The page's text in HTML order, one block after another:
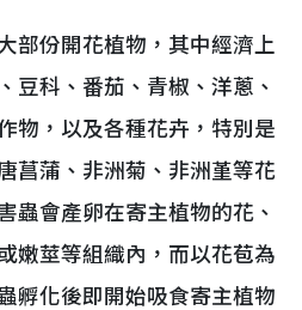
份開花植物，其中經濟上
豆科、番茄、青椒、洋蔥、
物，以及各種花卉，特別是
菖蒲、非洲菊、非洲堇等花
蟲會產卵在寄主植物的花、
嫩莖等組織內，而以花苞為
孵化後即開始吸食寄主植物